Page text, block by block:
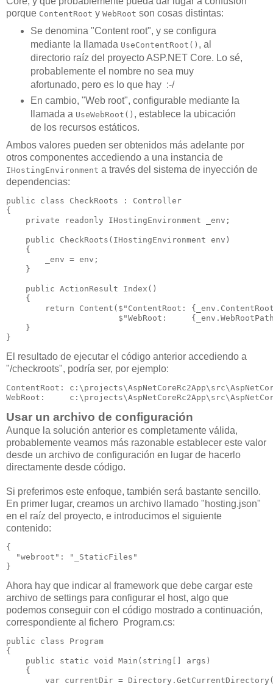
porque ContentRoot y WebRoot son cosas distintas:
Se denomina "Content root", y se configura
mediante la llamada UseContentRoot() , al
directorio raíz del proyecto ASP.NET Core. Lo sé,
probablemente el nombre no sea muy
afortunado, pero es lo que hay :-/
En cambio, "Web root", configurable mediante la
llamada a UseWebRoot() , establece la ubicación
de los recursos estáticos.
Ambos valores pueden ser obtenidos más adelante por
otros componentes accediendo a una instancia de
IHostingEnvironment a través del sistema de inyección de
dependencias:
public class CheckRoots : Controller
{
    private readonly IHostingEnvironment _env;
    public CheckRoots(IHostingEnvironment env)
    {
        _env = env;
    }
    public ActionResult Index()
    {
return Content($"ContentRoot:
$"WebRoot:
    }
}
El resultado de ejecutar el código anterior accediendo a
"/checkroots", podría ser, por ejemplo:
ContentRoot:
WebRoot:
Usar un archivo de configuración
Aunque la solución anterior es completamente válida,
probablemente veamos más razonable establecer este valor
desde un archivo de configuración en lugar de hacerlo
directamente desde código.
Si preferimos este enfoque, también será bastante sencillo.
En primer lugar, creamos un archivo llamado "hosting.json"
en el raíz del proyecto, e introducimos el siguiente
contenido:
{
  "webroot": "_StaticFiles"
}
Ahora hay que indicar al framework que debe cargar este
archivo de settings para configurar el host, algo que
podemos conseguir con el código mostrado a continuación,
correspondiente al fichero Program.cs:
public class Program
{
    public static void Main(string[] args)
    {
var currentDir =